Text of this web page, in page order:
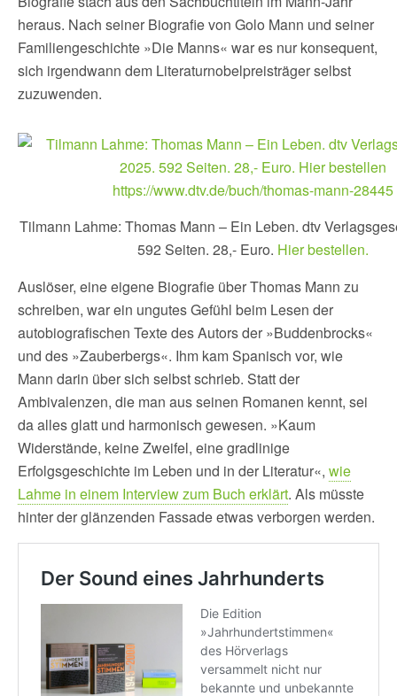
heraus. Nach seiner Biografie von Golo Mann und seiner
Familiengeschichte »Die Manns« war es nur konsequent,
sich irgendwann dem Literaturnobelpreisträger selbst
zuzuwenden.
Tilmann Lahme: Thomas Mann – Ein Leben. dtv
592 Seiten. 28,- Euro. Hier bestellen.
Auslöser, eine eigene Biografie über Thomas Mann zu
schreiben, war ein ungutes Gefühl beim Lesen der
autobiografischen Texte des Autors der »Buddenbrocks«
und des »Zauberbergs«. Ihm kam Spanisch vor, wie
Mann darin über sich selbst schrieb. Statt der
Ambivalenzen, die man aus seinen Romanen kennt, sei
da alles glatt und harmonisch gewesen. »Kaum
Widerstände, keine Zweifel, eine gradlinige
Erfolgsgeschichte im Leben und in der Literatur«, wie
Lahme in einem Interview zum Buch erklärt. Als müsste
hinter der glänzenden Fassade etwas verborgen werden.